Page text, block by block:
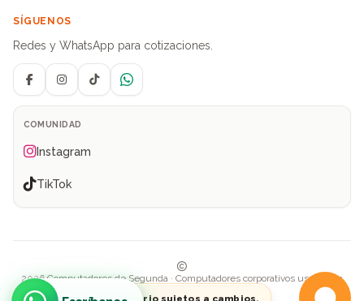
SÍGUENOS
Redes y WhatsApp para cotizaciones.
FacebookInstagramTikTokWhatsApp
COMUNIDAD
Instagram
TikTok
2026 Computadores de Segunda · Computadores corporativos usados en
Precios e inventario sujetos a cambios.